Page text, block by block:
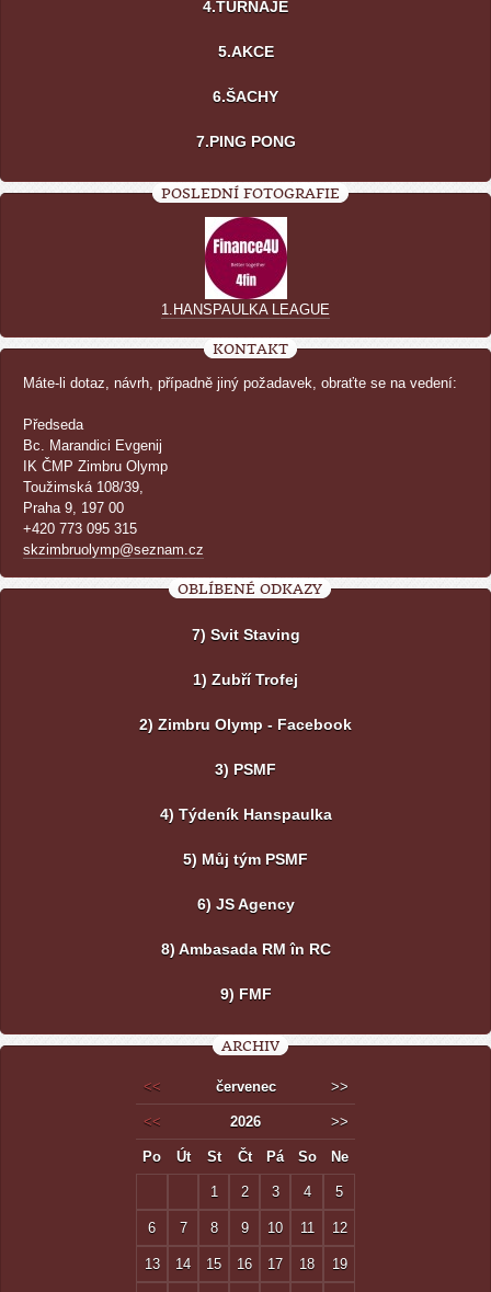
4.TURNAJE
5.AKCE
6.ŠACHY
7.PING PONG
POSLEDNÍ FOTOGRAFIE
1.HANSPAULKA LEAGUE
KONTAKT
Máte-li dotaz, návrh, případně jiný požadavek, obraťte se na vedení:
Předseda
Bc. Marandici Evgenij
IK ČMP Zimbru Olymp
Toužimská 108/39,
Praha 9, 197 00
+420 773 095 315
skzimbruolymp@seznam.cz
OBLÍBENÉ ODKAZY
7) Svit Staving
1) Zubří Trofej
2) Zimbru Olymp - Facebook
3) PSMF
4) Týdeník Hanspaulka
5) Můj tým PSMF
6) JS Agency
8) Ambasada RM în RC
9) FMF
ARCHIV
<< červenec >>
<< 2026 >>
Po Út St Čt Pá So Ne
1 2 3 4 5
6 7 8 9 10 11 12
13 14 15 16 17 18 19